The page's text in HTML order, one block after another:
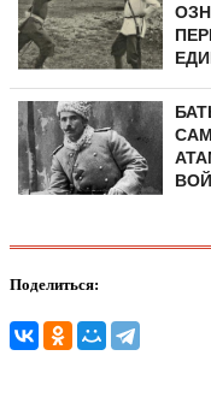
Поделиться: